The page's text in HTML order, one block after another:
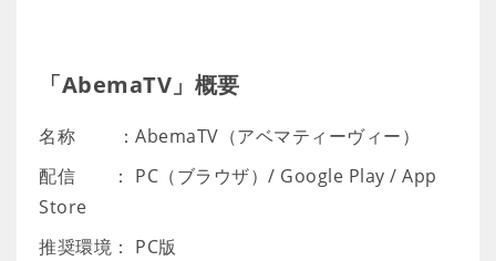
「AbemaTV」概要
名称 ：AbemaTV（アベマティーヴィー）
配信 ： PC（ブラウザ）/ Google Play / App
Store
推奨環境： PC版